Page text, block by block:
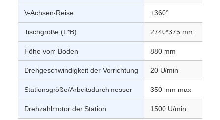
V-Achsen-Reise ±360°
Tischgröße (L*B) 2740*375 mm
Höhe vom Boden 880 mm
Drehgeschwindigkeit der Vorrichtung 20 U/min
Stationsgröße/Arbeitsdurchmesser 350 mm max
Drehzahlmotor der Station 1500 U/min